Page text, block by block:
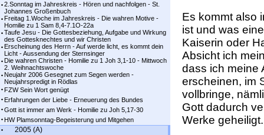
2.Sonntag im Jahreskreis - Hören und nachfolgen - St.
Johannes Großenbuch
Freitag 1.Woche im Jahreskreis - Die wahren Motive -
Homilie zu 1 Sam 8,4-7.1O-22a
Taufe Jesu - Die Gottesbeziehung, Aufgabe und Wirkung
des Gottesknechtes und wir Christen
Erscheinung des Herrn - Auf werde licht, es kommt dein
Licht - Aussendung der Sternsinger
Die wahren Christen - Homilie zu 1 Joh 3,1-10 - Mittwoch
2. Weihnachtswoche
Neujahr 2006 Gesegnet zum Segen werden -
Neujahrspredigt in Rödlas
FZW Sein Wort genügt
Erfahrungen der Liebe - Erneuerung des Bundes
Gott ist immer am Werk - Homilie zu Joh 5,17-30
HW Plamsonntag-Begeisterung und Mitgehen
2005 (A)
Es kommt also
ist und was
Kaiserin oder
Absicht ich
dass ich meine
erscheinen, im
vollbringe,
Gott dadurch
Werke geheiligt.